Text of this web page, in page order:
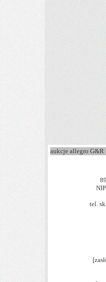
aukcje allegro G&R
tel.